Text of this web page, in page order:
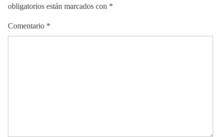
obligatorios están marcados con *
Comentario *